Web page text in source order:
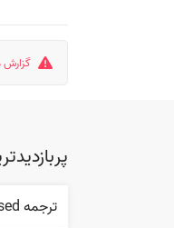
گزارش
ترجمه sun-kissed